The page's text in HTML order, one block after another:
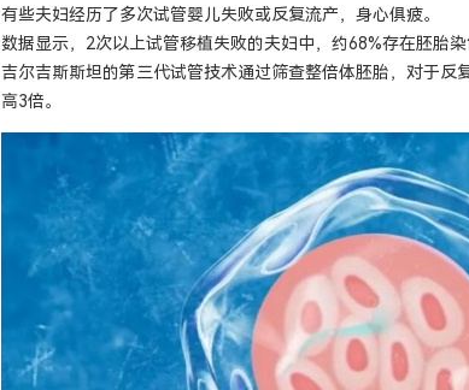
有些夫妇经历了多次试管婴儿失败或反复流产，身心俱疲。
数据显示，2次以上试管移植失败的夫妇中，约68%存在胚胎染
吉尔吉斯斯坦的第三代试管技术通过筛查整倍体胚胎，对于
高3倍。